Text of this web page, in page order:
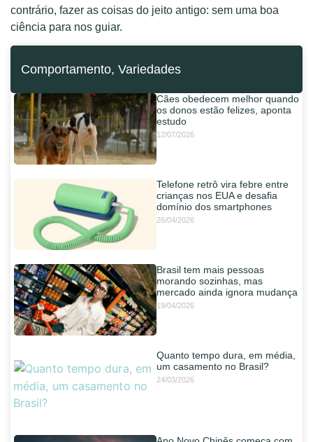
contrário, fazer as coisas do jeito antigo: sem uma boa
ciência para nos guiar.
Comportamento, Variedades
Cães obedecem melhor quando
os donos estão felizes, aponta
estudo
12/07/2026
Telefone retrô vira febre entre
crianças nos EUA e desafia
domínio dos smartphones
26/04/2026
Brasil tem mais pessoas
morando sozinhas, mas
mercado ainda ignora mudança
19/04/2026
Quanto tempo dura, em média,
um casamento no Brasil?
24/03/2026